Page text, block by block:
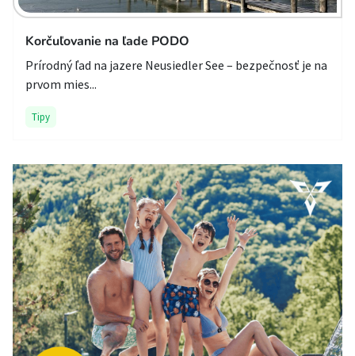
Korčuľovanie na ľade PODO
Prírodný ľad na jazere Neusiedler See – bezpečnosť je na
prvom mies...
Tipy